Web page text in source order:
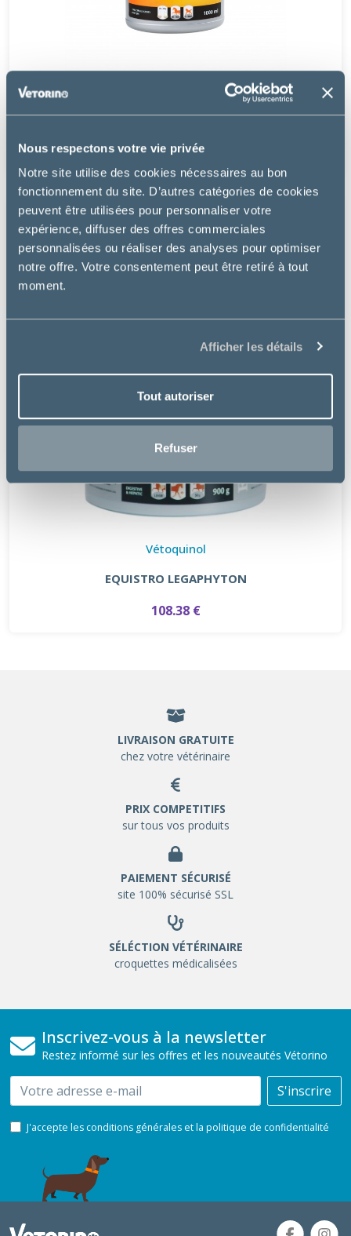
Nous respectons votre vie privée
Notre site utilise des cookies nécessaires au bon
fonctionnement du site. D’autres catégories de cookies
peuvent être utilisées pour personnaliser votre
expérience, diffuser des offres commerciales
personnalisées ou réaliser des analyses pour optimiser
notre offre. Votre consentement peut être retiré à tout
moment.
Afficher les détails
Tout autoriser
Refuser
EQUISTRO HAEMOLYTAN 400
53.69€
Vétoquinol
EQUISTRO LEGAPHYTON
108.38 €
LIVRAISON GRATUITE
chez votre vétérinaire
PRIX COMPETITIFS
sur tous vos produits
PAIEMENT SÉCURISÉ
site 100% sécurisé SSL
SÉLÉCTION VÉTÉRINAIRE
croquettes médicalisées
Inscrivez-vous à la newsletter
Restez informé sur les offres et les nouveautés Vétorino
Email S'inscrire
J'accepte les conditions générales et la politique de confidentialité